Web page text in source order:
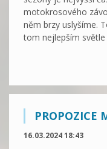
motokrosového
něm brzy uslyšíme.
tom nejlepším světle
PROPOZICE
16.03.2024 18:43